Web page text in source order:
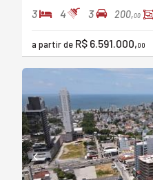
3 4 3 200,00
a partir de R$ 6.591.000,00